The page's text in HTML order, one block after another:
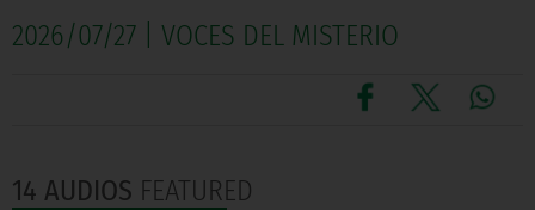
2026/07/27 | VOCES DEL MISTERIO
14 AUDIOS FEATURED